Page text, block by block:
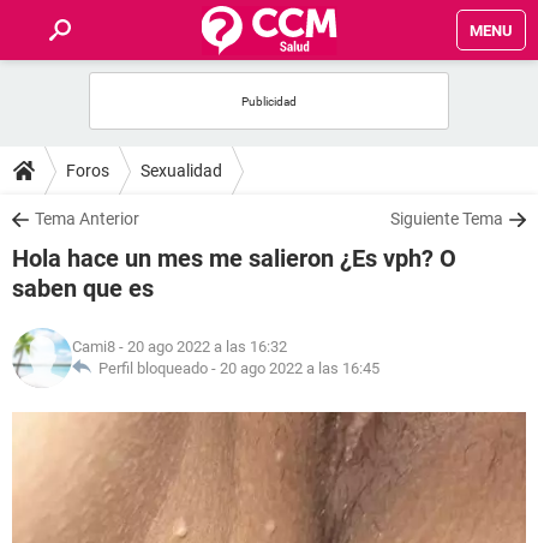
MENU
FOROS
SALUD
FAMILIA
NUTRICIÓN
SEXUALIDAD
Foros Sexualidad
Tema Anterior Siguiente Tema
Hola hace un mes me salieron ¿Es vph? O
saben que es
Cami8 - 20 ago 2022 a las 16:32
Perfil bloqueado - 20 ago 2022 a las 16:45